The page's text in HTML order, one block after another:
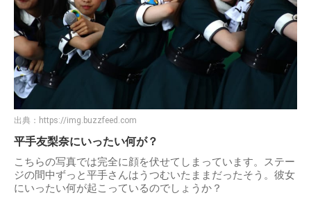
出典： https://img.buzzfeed.com
平手友梨奈にいったい何が？
こちらの写真では完全に顔を伏せてしまっています。ステー
ジの間中ずっと平手さんはうつむいたままだったそう。彼女
にいったい何が起こっているのでしょうか？